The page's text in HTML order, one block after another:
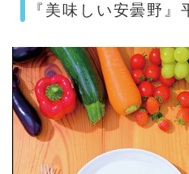
『美味しい安曇野』